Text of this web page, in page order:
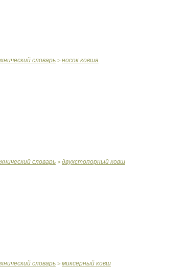
словарь > носок ковша
словарь > двухстопорный ковш
словарь > миксерный ковш